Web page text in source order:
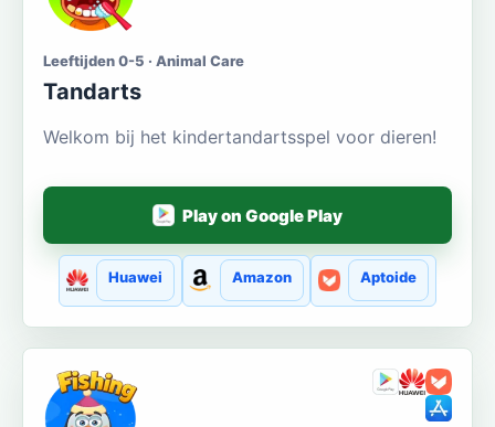
Leeftijden 0-5 · Animal Care
Tandarts
Welkom bij het kindertandartsspel voor dieren!
Play on Google Play
Huawei Amazon Aptoide